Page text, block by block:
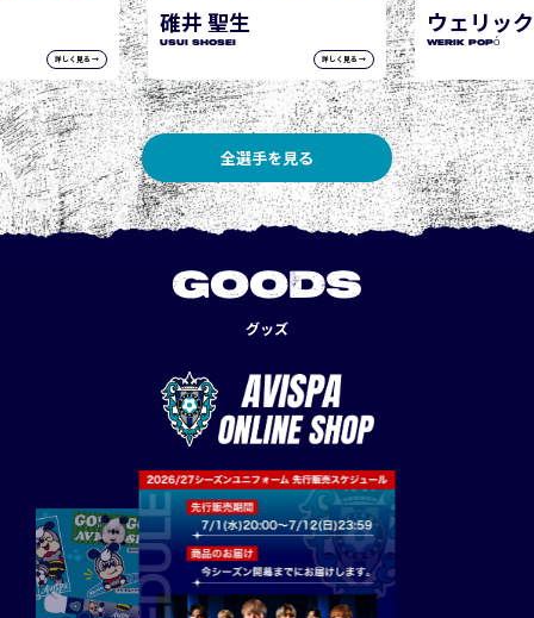
詳しく見る →
ウェリック ポポ
WERIK POPÓ
詳しく見る →
全選手を見る
GOODS
グッズ